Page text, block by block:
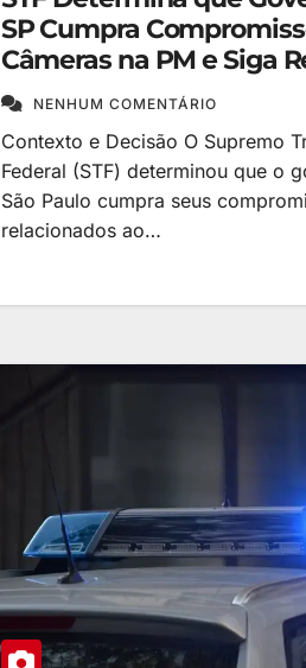
SP Cumpra
Câmeras na PM e Siga
Ministério da Justiça
NENHUM COMENTÁRIO
Contexto e Decisão O Supremo
Federal (STF) determinou que o
São Paulo cumpra seus
relacionados ao…